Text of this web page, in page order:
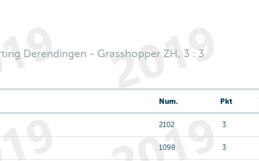
Derendingen - Grasshopper ZH, 3 : 3
Num. Pkt
2102 3
1098 3